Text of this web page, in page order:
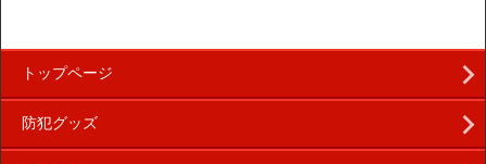
トップページ
防犯グッズ